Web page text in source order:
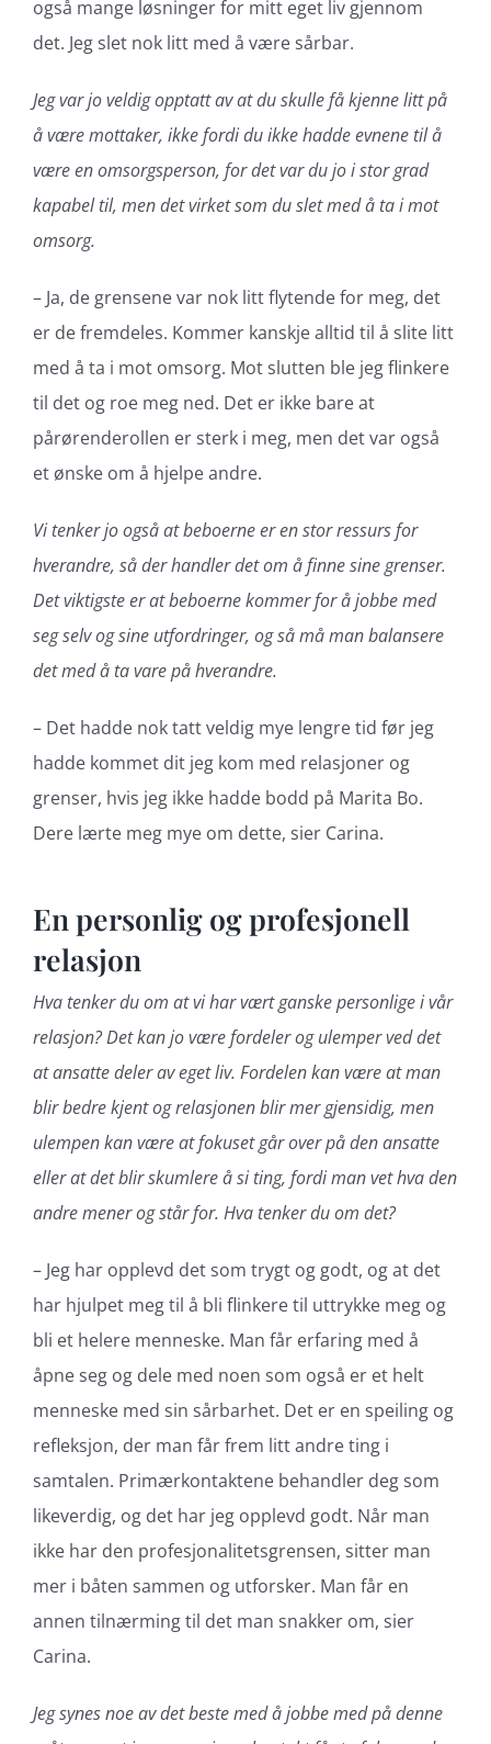
også mange løsninger for mitt eget liv gjennom
det. Jeg slet nok litt med å være sårbar.
Jeg var jo veldig opptatt av at du skulle få kjenne litt på
å være mottaker, ikke fordi du ikke hadde evnene til å
være en omsorgsperson, for det var du jo i stor grad
kapabel til, men det virket som du slet med å ta i mot
omsorg.
– Ja, de grensene var nok litt flytende for meg, det
er de fremdeles. Kommer kanskje alltid til å slite litt
med å ta i mot omsorg. Mot slutten ble jeg flinkere
til det og roe meg ned. Det er ikke bare at
pårørenderollen er sterk i meg, men det var også
et ønske om å hjelpe andre.
Vi tenker jo også at beboerne er en stor ressurs for
hverandre, så der handler det om å finne sine grenser.
Det viktigste er at beboerne kommer for å jobbe med
seg selv og sine utfordringer, og så må man balansere
det med å ta vare på hverandre.
– Det hadde nok tatt veldig mye lengre tid før jeg
hadde kommet dit jeg kom med relasjoner og
grenser, hvis jeg ikke hadde bodd på Marita Bo.
Dere lærte meg mye om dette, sier Carina.
En personlig og profesjonell
relasjon
Hva tenker du om at vi har vært ganske personlige i vår
relasjon? Det kan jo være fordeler og ulemper ved det
at ansatte deler av eget liv. Fordelen kan være at man
blir bedre kjent og relasjonen blir mer gjensidig, men
ulempen kan være at fokuset går over på den ansatte
eller at det blir skumlere å si ting, fordi man vet hva den
andre mener og står for. Hva tenker du om det?
– Jeg har opplevd det som trygt og godt, og at det
har hjulpet meg til å bli flinkere til uttrykke meg og
bli et helere menneske. Man får erfaring med å
åpne seg og dele med noen som også er et helt
menneske med sin sårbarhet. Det er en speiling og
refleksjon, der man får frem litt andre ting i
samtalen. Primærkontaktene behandler deg som
likeverdig, og det har jeg opplevd godt. Når man
ikke har den profesjonalitetsgrensen, sitter man
mer i båten sammen og utforsker. Man får en
annen tilnærming til det man snakker om, sier
Carina.
Jeg synes noe av det beste med å jobbe med på denne